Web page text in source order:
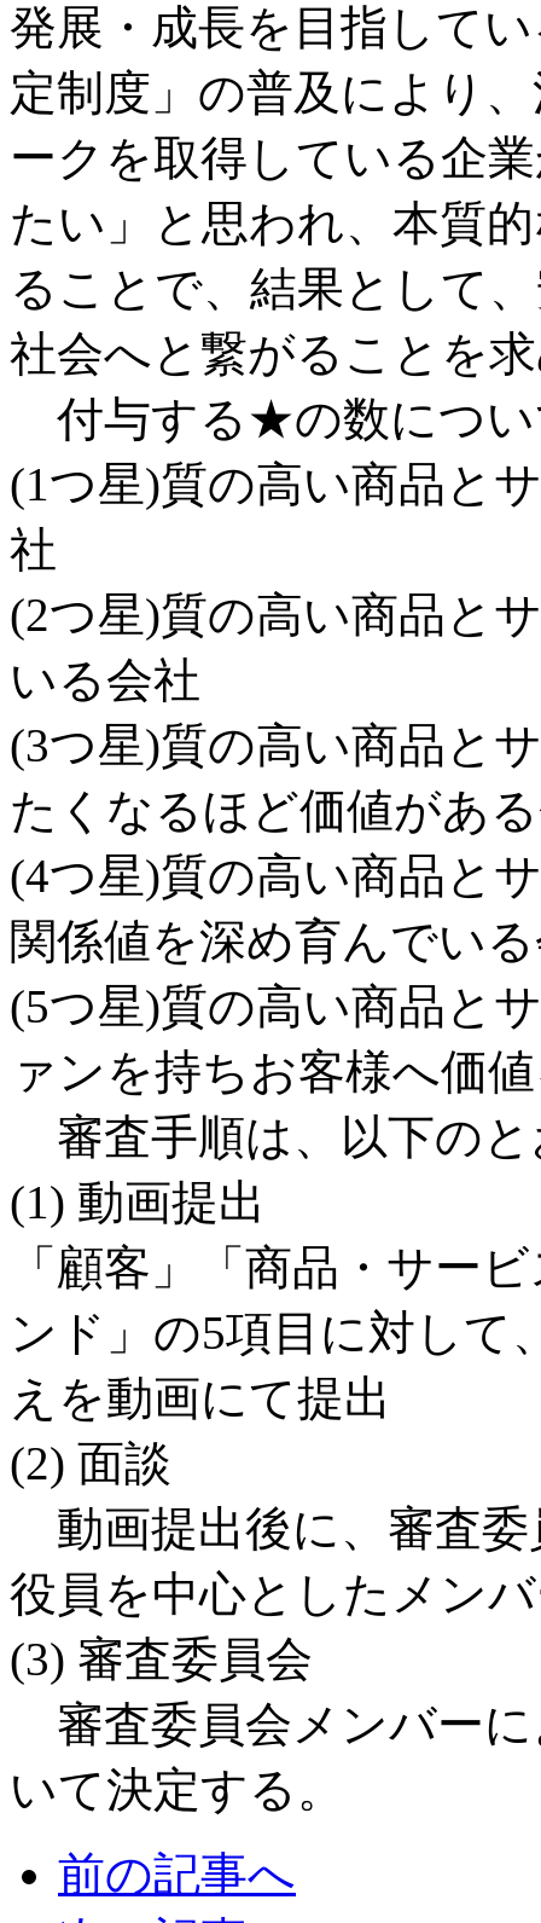
発展・成長を目指してい
定制度」の普及により、
ークを取得している企
たい」と思われ、本質
ることで、結果として
社会へと繋がることを
付与する★の数につい
(1つ星)質の高い商品と
社
(2つ星)質の高い商品と
いる会社
(3つ星)質の高い商品と
たくなるほど価値があ
(4つ星)質の高い商品と
関係値を深め育んでい
(5つ星)質の高い商品と
ァンを持ちお客様へ価
審査手順は、以下のと
(1) 動画提出
「顧客」「商品・サー
ンド」の5項目に対して
えを動画にて提出
(2) 面談
動画提出後に、審査委
役員を中心としたメン
(3) 審査委員会
審査委員会メンバー
いて決定する。
前の記事へ